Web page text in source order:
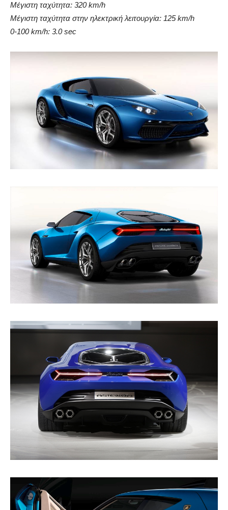
Μέγιστη ταχύτητα: 320 km/h
Μέγιστη ταχύτητα στην ηλεκτρική λειτουργία: 125 km/h
0-100 km/h: 3.0 sec